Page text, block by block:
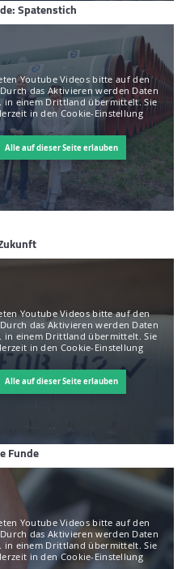
Spatenstich
Youtube Videos bitte auf den
das Aktivieren werden Daten
in einem Drittland übermittelt. Sie
in den Cookie-Einstellung
Alle auf dieser Seite erlauben
Youtube Videos bitte auf den
das Aktivieren werden Daten
in einem Drittland übermittelt. Sie
in den Cookie-Einstellung
Alle auf dieser Seite erlauben
Funde
Youtube Videos bitte auf den
das Aktivieren werden Daten
in einem Drittland übermittelt. Sie
in den Cookie-Einstellung